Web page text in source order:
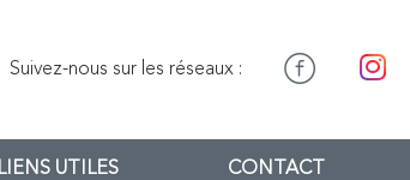
Suivez-nous sur les réseaux :
LIENS UTILES CONTACT